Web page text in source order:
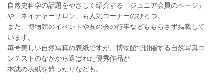
自然史科学の話題をやさしく紹介する「ジュニア会員のページ」
や「ネイチャーサロン」も人気コーナーのひとつ。
また、博物館のイベントや友の会の行事などももらさず掲載して
います。
毎号美しい自然写真の表紙ですが、博物館で開催する自然写真コ
ンテストのなかから選ばれた優秀作品が
本誌の表紙を飾ったりなども。